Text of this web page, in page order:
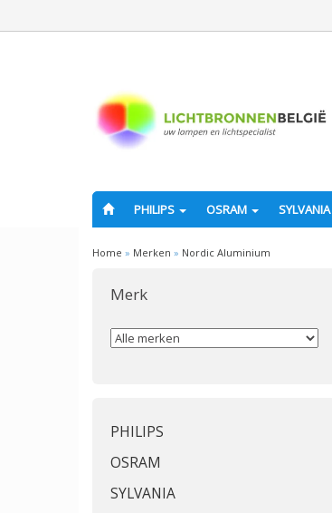
PHILIPS OSRAM SYLVANIA
Home » Merken » Nordic Aluminium
Merk
PHILIPS
OSRAM
SYLVANIA